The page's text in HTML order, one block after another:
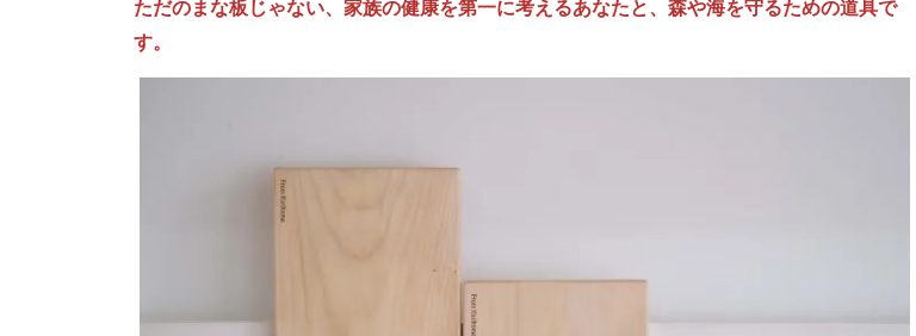
ただのまな板じゃない、家族の健康を第⼀に考えるあなたと、森や海を守るための道具で
す。